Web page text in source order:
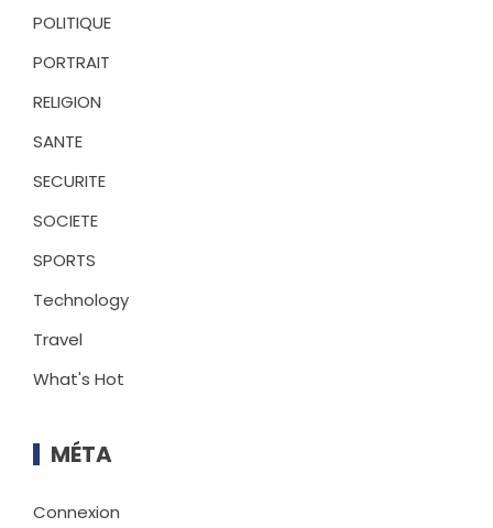
POLITIQUE
PORTRAIT
RELIGION
SANTE
SECURITE
SOCIETE
SPORTS
Technology
Travel
What's Hot
MÉTA
Connexion